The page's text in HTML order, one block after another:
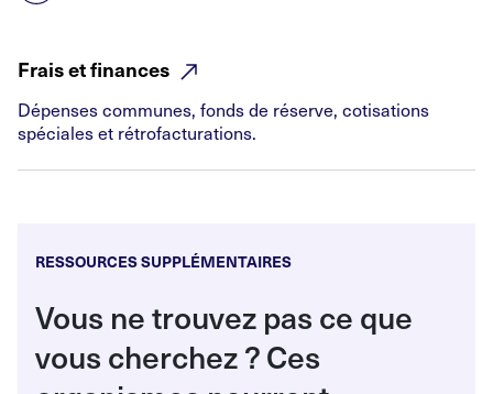
Frais etfinances
Dépenses communes, fonds de réserve, cotisations
spéciales et rétrofacturations.
RESSOURCES SUPPLÉMENTAIRES
Vous ne trouvez pas ce que
vous cherchez? Ces